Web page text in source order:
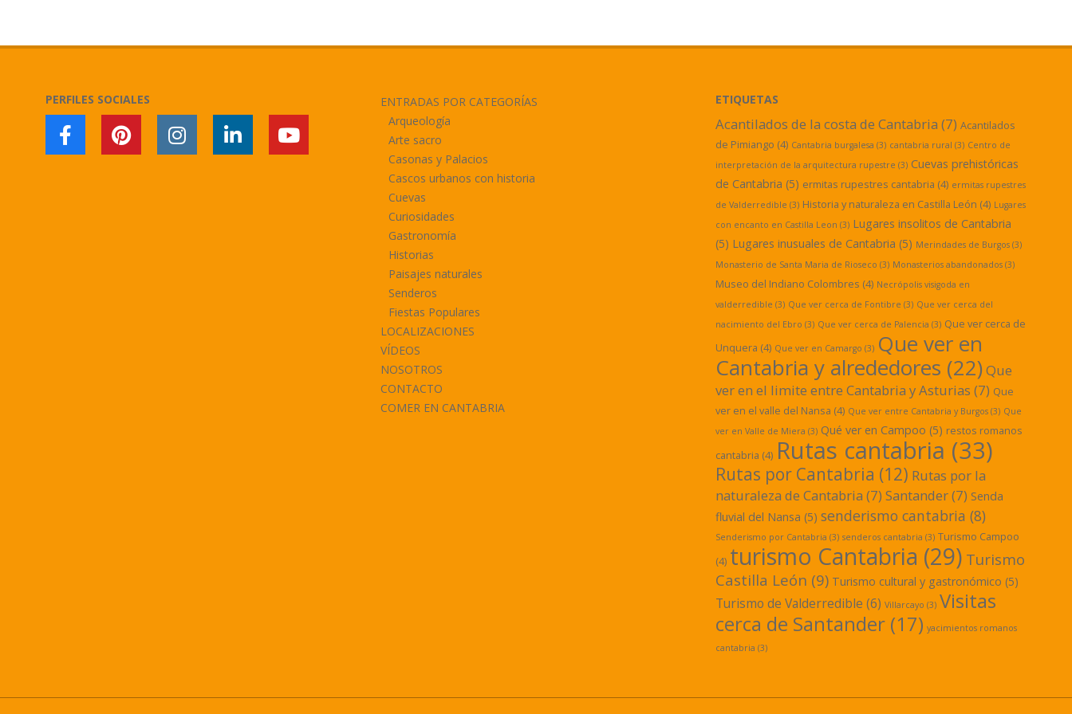
PERFILES SOCIALES
ENTRADAS POR CATEGORÍAS
Arqueología
Arte sacro
Casonas y Palacios
Cascos urbanos con historia
Cuevas
Curiosidades
Gastronomía
Historias
Paisajes naturales
Senderos
Fiestas Populares
LOCALIZACIONES
VÍDEOS
NOSOTROS
CONTACTO
COMER EN CANTABRIA
ETIQUETAS
Acantilados de la costa de Cantabria (7) Acantilados
de Pimiango (4) Cantabria burgalesa (3) cantabria rural (3) Centro de
interpretación de la arquitectura rupestre (3) Cuevas prehistóricas
de Cantabria (5) ermitas rupestres cantabria (4) ermitas rupestres
de Valderredible (3) Historia y naturaleza en Castilla León (4) Lugares
con encanto en Castilla Leon (3) Lugares insolitos de Cantabria
(5) Lugares inusuales de Cantabria (5) Merindades de Burgos (3)
Monasterio de Santa Maria de Rioseco (3) Monasterios abandonados (3)
Museo del Indiano Colombres (4) Necrópolis visigoda en
valderredible (3) Que ver cerca de Fontibre (3) Que ver cerca del
nacimiento del Ebro (3) Que ver cerca de Palencia (3) Que ver cerca de
Unquera (4) Que ver en Camargo (3) Que ver en
Cantabria y alrededores (22) Que
ver en el limite entre Cantabria y Asturias (7) Que
ver en el valle del Nansa (4) Que ver entre Cantabria y Burgos (3) Que
ver en Valle de Miera (3) Qué ver en Campoo (5) restos romanos
cantabria (4) Rutas cantabria (33)
Rutas por Cantabria (12) Rutas por la
naturaleza de Cantabria (7) Santander(7) Senda
fluvial del Nansa (5) senderismo cantabria (8)
Senderismo por Cantabria (3) senderos cantabria (3) Turismo Campoo
(4) turismo Cantabria (29) Turismo
Castilla León (9) Turismo cultural y gastronómico (5)
Turismo de Valderredible (6) Villarcayo (3) Visitas
cerca de Santander (17) yacimientos romanos
cantabria (3)